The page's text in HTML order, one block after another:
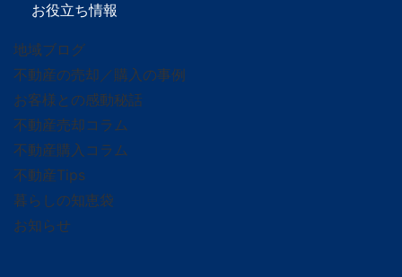
お役立ち情報
地域ブログ
不動産の売却／購入の事例
お客様との感動秘話
不動産売却コラム
不動産購入コラム
不動産Tips
暮らしの知恵袋
お知らせ